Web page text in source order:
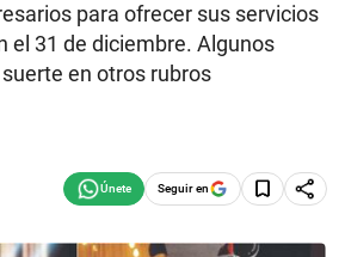
para ofrecer sus servicios
el 31 de diciembre. Algunos
en otros rubros
Seguir en